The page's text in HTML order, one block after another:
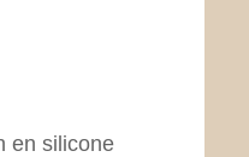
en silicone